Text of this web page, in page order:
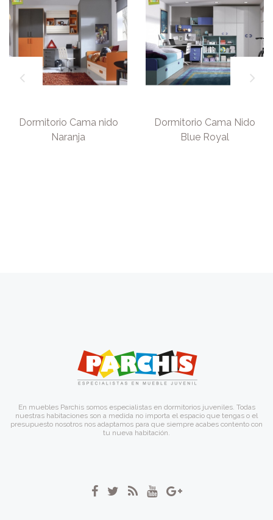
Dormitorio Cama nido
Naranja
Dormitorio Cama Nido
Blue Royal
En muebles Parchis somos especialistas en dormitorios juveniles. Todas
nuestras habitaciones son a medida no importa el espacio que tengas o el
presupuesto nosotros nos adaptamos para que siempre acabes contento con
tu nueva habitación.